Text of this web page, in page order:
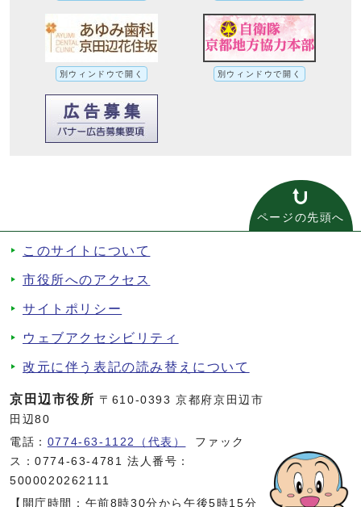
別ウィンドウで開く 別ウィンドウで開く
ページの先頭へ
このサイトについて
市役所へのアクセス
サイトポリシー
ウェブアクセシビリティ
改元に伴う表記の読み替えについて
京田辺市役所 〒610-0393 京都府京田辺市
田辺80
電話： 0774-63-1122（代表）
ファック
ス：0774-63-4781 法人番号：
5000020262111
【開庁時間：午前8時30分から午後5時15分